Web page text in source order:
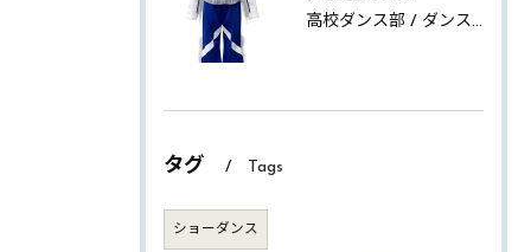
高校ダンス部 / ダンス大会
タグ Tags
ショーダンス